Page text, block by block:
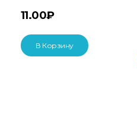
11.00₽
В Корзину